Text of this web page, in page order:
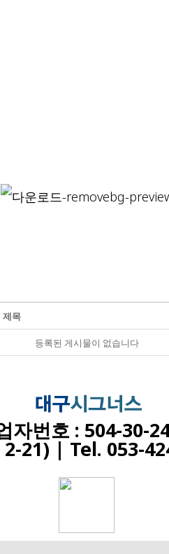
제목
등록된 게시물이 없습니다
번호 : 504-30-
2-21) | Tel. 053-